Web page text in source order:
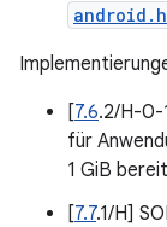
[7.6.2/H-0-
für
1 GiB
[7.7.1/H]